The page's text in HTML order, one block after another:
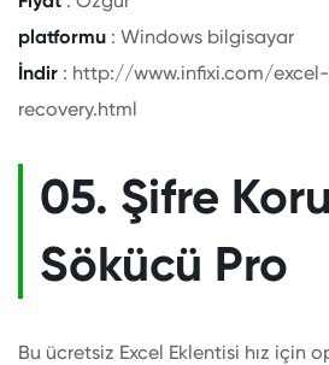
platformu : Windows bilgisayar
İndir : http://www.infixi.com/
recovery.html
05. Şifre
Sökücü Pro
Bu ücretsiz Excel Eklentisi hız için